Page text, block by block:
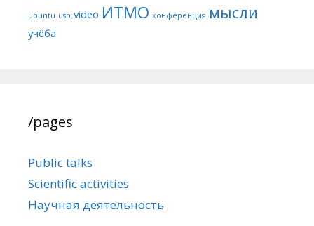
ubuntu usb video ИТМО конференция мысли
учёба
/pages
Public talks
Scientific activities
Научная деятельность